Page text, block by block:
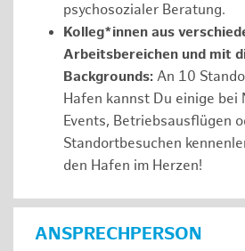
psychosozialer Beratung.
Kolleg*innen aus
Arbeitsbereichen und mit
Backgrounds: An 10
Hafen kannst Du einige bei
Events, Betriebsausflügen
Standortbesuchen
den Hafen im Herzen!
ANSPRECHPERSON